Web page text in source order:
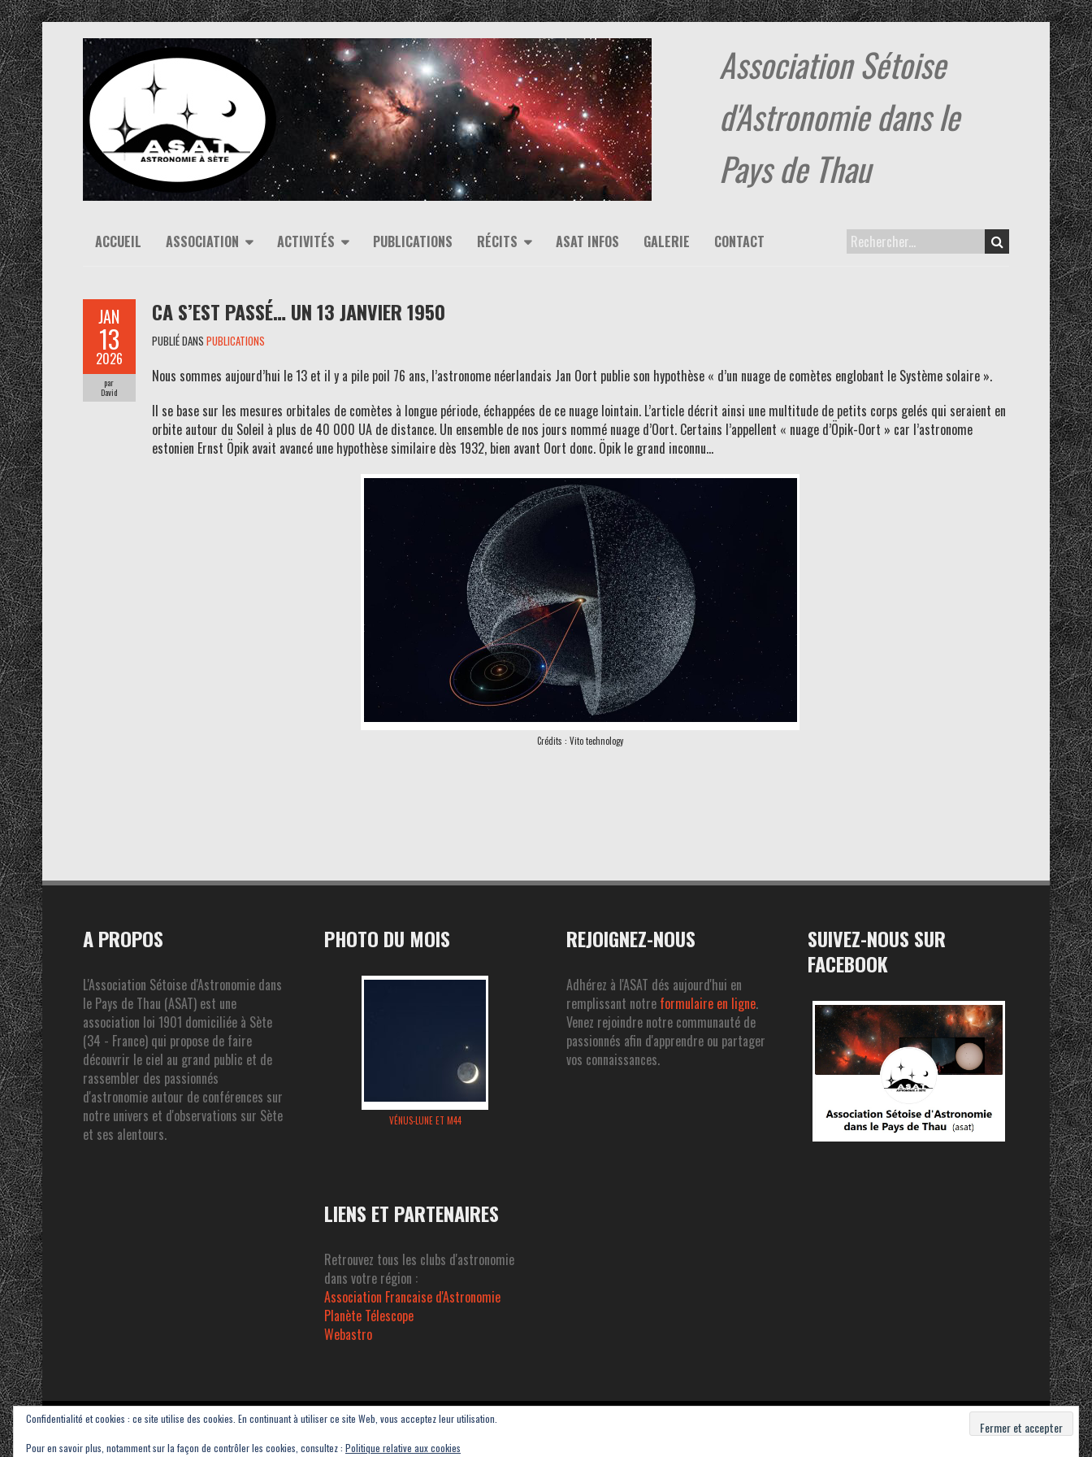
Association Sétoise
d'Astronomie dans le
Pays de Thau
ACCUEIL ASSOCIATION ACTIVITÉS PUBLICATIONS RÉCITS ASAT INFOS GALERIE CONTACT
JAN
13
2026
par
David
CA S’EST PASSÉ… UN 13 JANVIER 1950
PUBLIÉ DANS PUBLICATIONS
Nous sommes aujourd’hui le 13 et il y a pile poil 76 ans, l’astronome néerlandais Jan Oort publie son hypothèse « d’un nuage de comètes englobant le Système solaire ».
Il se base sur les mesures orbitales de comètes à longue période, échappées de ce nuage lointain. L’article décrit ainsi une multitude de petits corps gelés qui seraient en
orbite autour du Soleil à plus de 40 000 UA de distance. Un ensemble de nos jours nommé nuage d’Oort. Certains l’appellent « nuage d’Öpik-Oort » car l’astronome
estonien Ernst Öpik avait avancé une hypothèse similaire dès 1932, bien avant Oort donc. Öpik le grand inconnu…
Crédits : Vito technology
A PROPOS
L'Association Sétoise d'Astronomie dans
le Pays de Thau (ASAT) est une
association loi 1901 domiciliée à Sète
(34 - France) qui propose de faire
découvrir le ciel au grand public et de
rassembler des passionnés
d'astronomie autour de conférences sur
notre univers et d'observations sur Sète
et ses alentours.
PHOTO DU MOIS
VÉNUS-LUNE ET M44
REJOIGNEZ-NOUS
Adhérez à l'ASAT dés aujourd'hui en
remplissant notre formulaire en ligne.
Venez rejoindre notre communauté de
passionnés afin d'apprendre ou partager
vos connaissances.
SUIVEZ-NOUS SUR
FACEBOOK
LIENS ET PARTENAIRES
Retrouvez tous les clubs d'astronomie
dans votre région :
Association Francaise d'Astronomie
Planète Télescope
Webastro
Copyright © 2023-2026 Association Sétoise d'Astronomie dans le Pays de Thau - ASAT Politique de confidentialité
Confidentialité et cookies : ce site utilise des cookies. En continuant à utiliser ce site Web, vous acceptez leur utilisation.
Pour en savoir plus, notamment sur la façon de contrôler les cookies, consultez : Politique relative aux cookies